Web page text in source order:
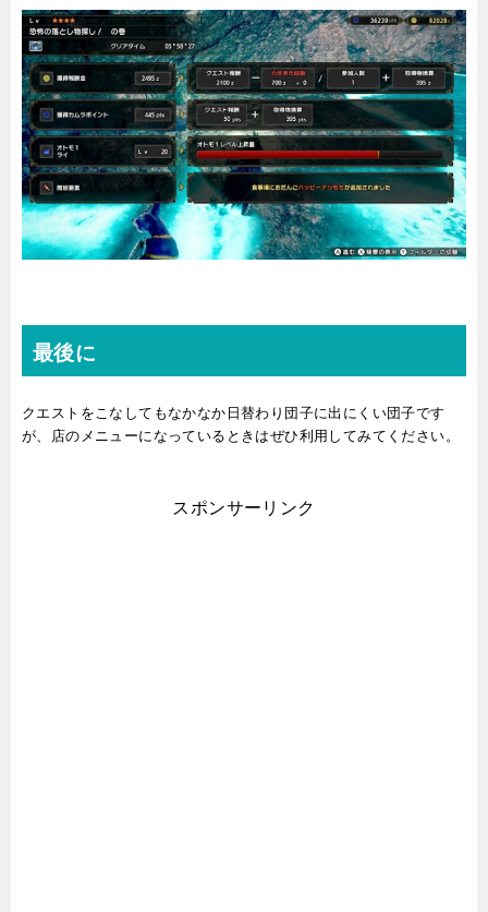
最後に
クエストをこなしてもなかなか日替わり団子に出にくい団子です
が、店のメニューになっているときはぜひ利用してみてください。
スポンサーリンク